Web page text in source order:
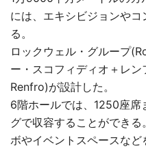
には、エキシビジョンや
る。
ロックウェル・グループ
ー・スコフィディオ＋レ
Renfro)が設計した。
6階ホールでは、1250座
グで収容することができ
ボやイベントスペースなど